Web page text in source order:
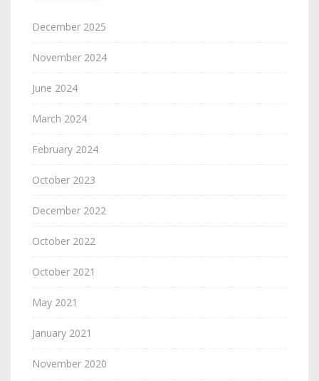
December 2025
November 2024
June 2024
March 2024
February 2024
October 2023
December 2022
October 2022
October 2021
May 2021
January 2021
November 2020